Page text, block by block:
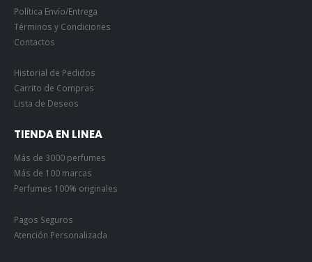
Política Envío/Entrega
Términos y Condiciones
Contactos
Historial de Pedidos
Carrito de Compras
Lista de Deseos
TIENDA EN LINEA
Más de 3000 perfumes
Más de 100 marcas
Perfumes 100% originales
Pagos Seguros
Atención Personalizada